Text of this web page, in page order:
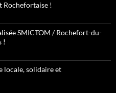
Rochefortaise !
SMICTOM / Rochefort-du-
!
locale, solidaire et